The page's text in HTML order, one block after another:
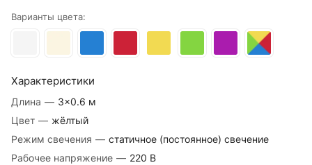
Варианты цвета:
Характеристики
Длина — 3×0.6 м
Цвет — жёлтый
Режим свечения — статичное (постоянное) свечение
Рабочее напряжение — 220 В